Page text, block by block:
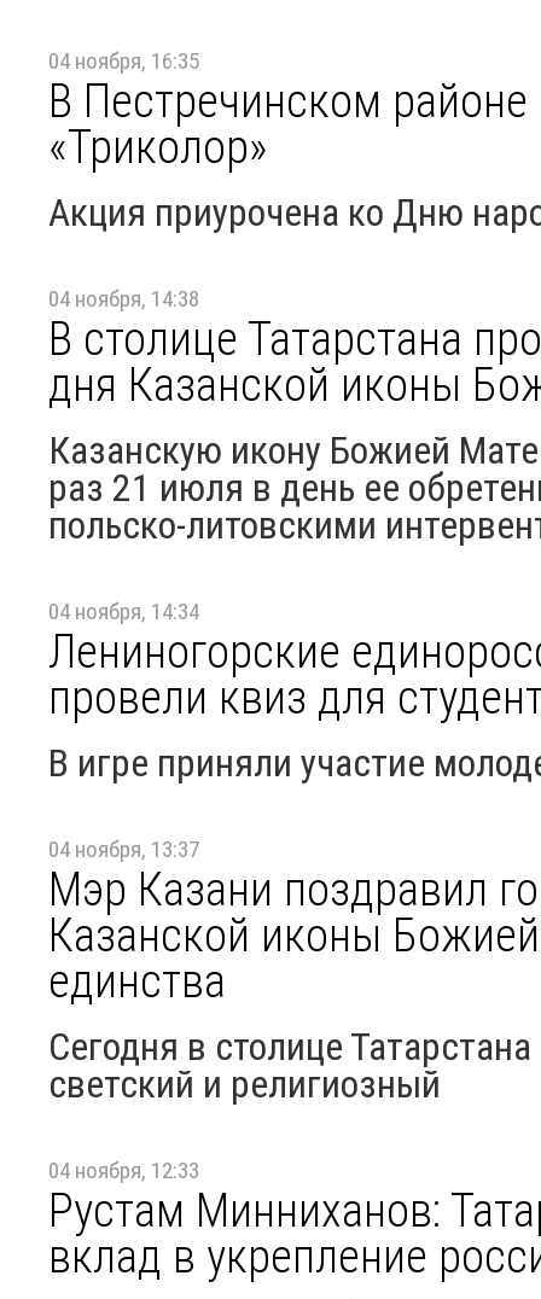
04 ноября, 16:35
В Пестречинском
«Триколор»
Акция приурочена ко Дню
04 ноября, 14:38
В столице Татарстана
дня Казанской иконы
Казанскую икону Божией
раз 21 июля в день ее
польско-литовскими
04 ноября, 14:34
Лениногорские
провели квиз для
В игре приняли участие
04 ноября, 13:37
Мэр Казани поздравил
Казанской иконы
единства
Сегодня в столице
светский и религиозный
04 ноября, 12:33
Рустам Минниханов:
вклад в укрепление